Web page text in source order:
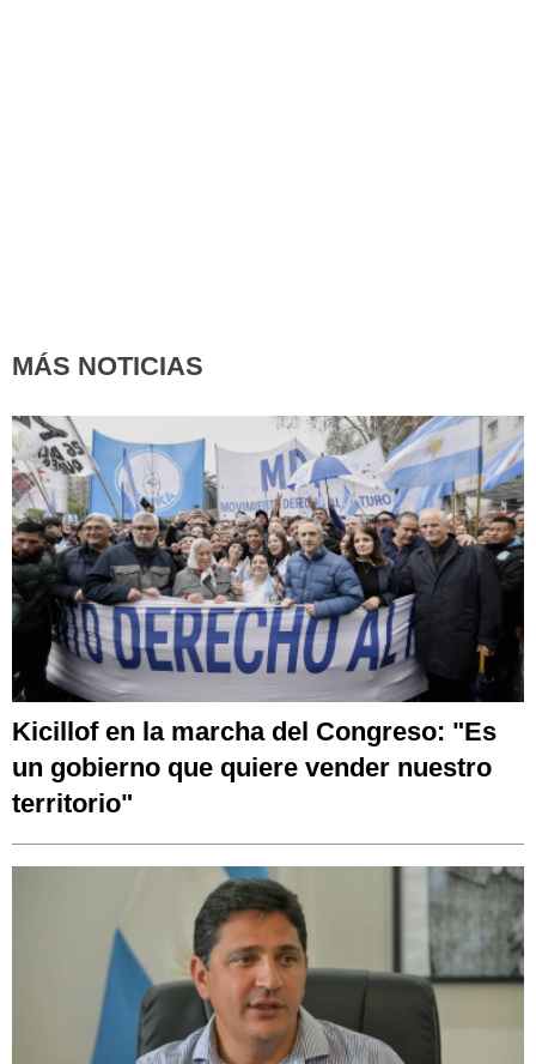
MÁS NOTICIAS
Kicillof en la marcha del Congreso: "Es
un gobierno que quiere vender nuestro
territorio"